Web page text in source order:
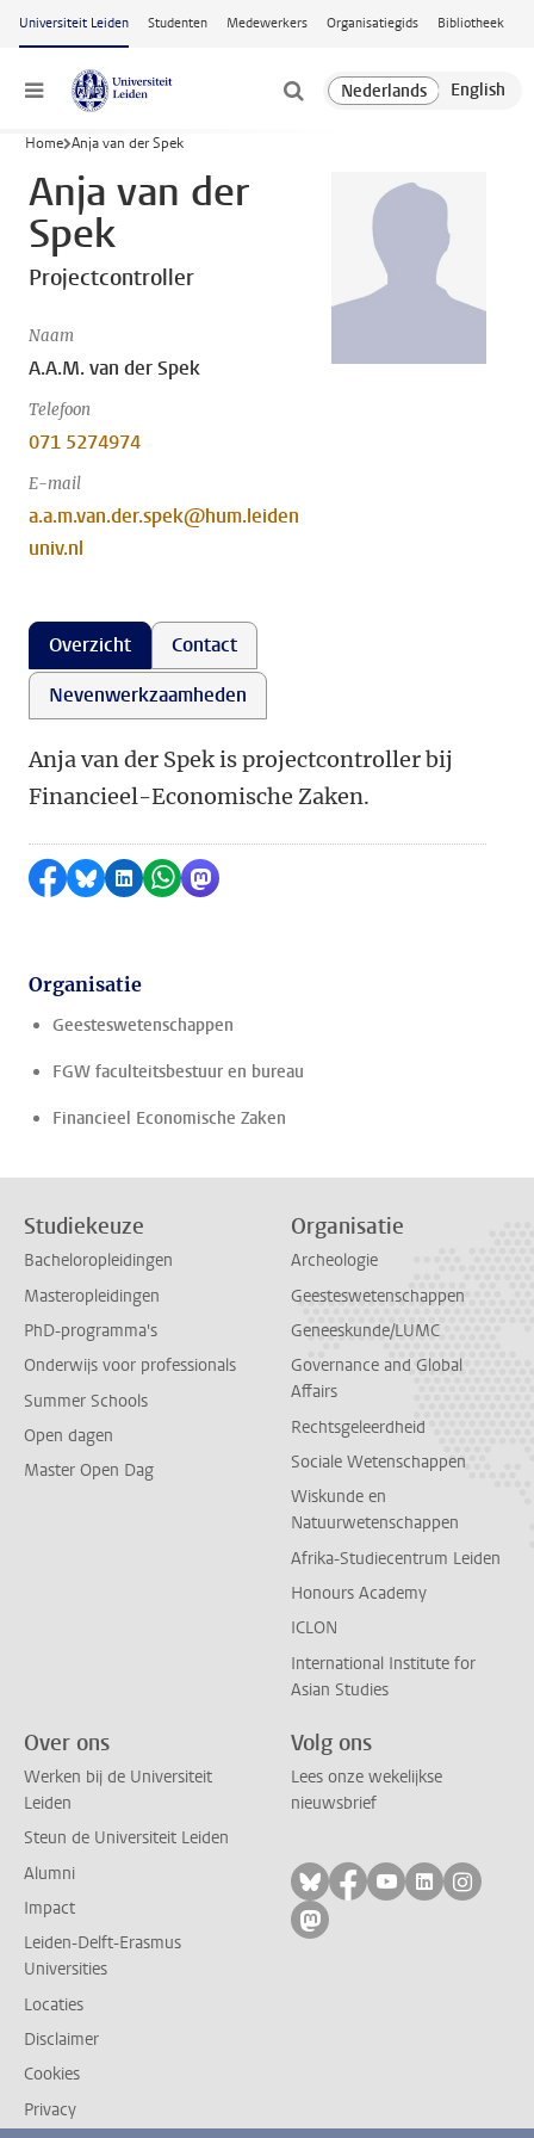
Ga naar hoofdinhoud
Universiteit Leiden Studenten Medewerkers Organisatiegids Bibliotheek
Menu
Home Anja van der Spek
Anja van der
Spek
Projectcontroller
Naam
A.A.M. van der Spek
Telefoon
071 5274974
E-mail
a.a.m.van.der.spek@hum.leiden
univ.nl
Overzicht
Contact
Nevenwerkzaamheden
Anja van der Spek is projectcontroller bij
Financieel-Economische Zaken.
Delen op Facebook
Delen via Bluesky
Delen op LinkedIn
Delen via WhatsApp
Delen via Mastodon
Organisatie
Geesteswetenschappen
FGW faculteitsbestuur en bureau
Financieel Economische Zaken
Studiekeuze
Bacheloropleidingen
Masteropleidingen
PhD-programma's
Onderwijs voor professionals
Summer Schools
Open dagen
Master Open Dag
Organisatie
Archeologie
Geesteswetenschappen
Geneeskunde/LUMC
Governance and Global
Affairs
Rechtsgeleerdheid
Sociale Wetenschappen
Wiskunde en
Natuurwetenschappen
Afrika-Studiecentrum Leiden
Honours Academy
ICLON
International Institute for
Asian Studies
Over ons
Werken bij de Universiteit
Leiden
Steun de Universiteit Leiden
Alumni
Impact
Leiden-Delft-Erasmus
Universities
Locaties
Disclaimer
Cookies
Privacy
Volg ons
Lees onze wekelijkse
nieuwsbrief
Volg ons op bluesky
Volg ons op
Volg ons op
Volg ons
Volg
Volg ons op mastodon